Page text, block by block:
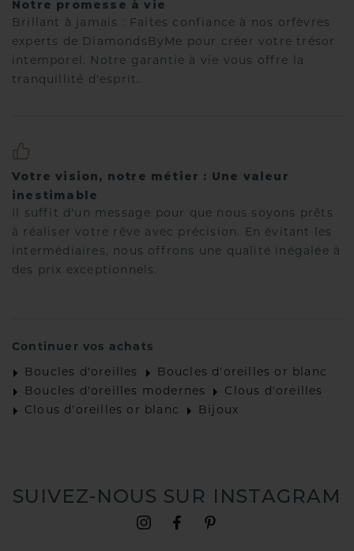
Notre promesse à vie
Brillant à jamais : Faites confiance à nos orfèvres
experts de DiamondsByMe pour créer votre trésor
intemporel. Notre garantie à vie vous offre la
tranquillité d'esprit.
Votre vision, notre métier : Une valeur
inestimable
Il suffit d'un message pour que nous soyons prêts
à réaliser votre rêve avec précision. En évitant les
intermédiaires, nous offrons une qualité inégalée à
des prix exceptionnels.
Continuer vos achats
Boucles d'oreilles
Boucles d'oreilles or blanc
Boucles d'oreilles modernes
Clous d'oreilles
Clous d'oreilles or blanc
Bijoux
SUIVEZ-NOUS SUR INSTAGRAM